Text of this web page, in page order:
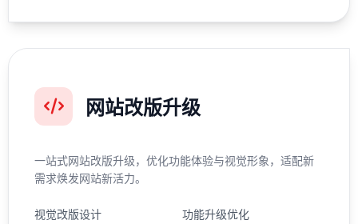
网站改版升级
一站式网站改版升级，优化功能体验与视觉形象，适配新
需求焕发网站新活力。
视觉改版设计
功能升级优化